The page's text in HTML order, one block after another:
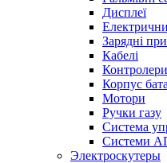
Дисплеї
Зарядні
Кабелі
Контролери
Корпус
Мотори
Ручки газу
Система
Системи
Электроскутеры